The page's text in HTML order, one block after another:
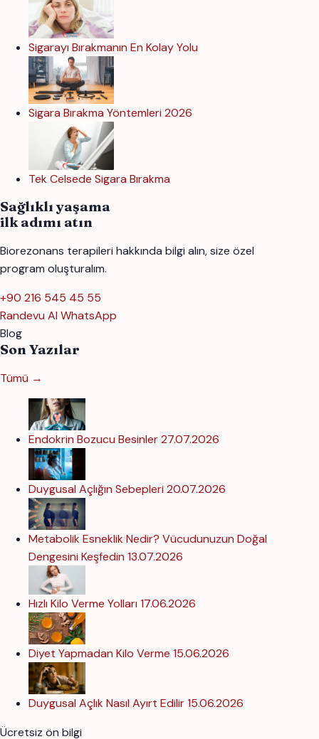
Sigarayı Bırakmanın En Kolay Yolu
Sigara Bırakma Yöntemleri 2026
Tek Celsede Sigara Bırakma
Sağlıklı yaşama
ilk adımı atın
Biorezonans terapileri hakkında bilgi alın, size özel
program oluşturalım.
+90 216 545 45 55
Randevu Al WhatsApp
Blog
Son Yazılar
Tümü →
Endokrin Bozucu Besinler27.07.2026
Duygusal Açlığın Sebepleri 20.07.2026
Metabolik Esneklik Nedir? Vücudunuzun Doğal
Dengesini Keşfedin 13.07.2026
Hızlı Kilo Verme Yolları 17.06.2026
Diyet Yapmadan Kilo Verme 15.06.2026
Duygusal Açlık Nasıl Ayırt Edilir15.06.2026
Ücretsiz ön bilgi